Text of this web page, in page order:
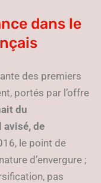
dans le
des premiers
portés par l’offre
du
avisé, de
le point de
d’envergure ;
pas